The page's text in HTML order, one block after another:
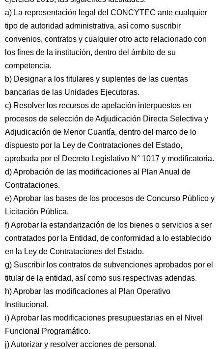
a) La representación legal del CONCYTEC ante cualquier
tipo de autoridad administrativa, así como suscribir
convenios, contratos y cualquier otro acto relacionado con
los fines de la institución, dentro del ámbito de su
competencia.
b) Designar a los titulares y suplentes de las cuentas
bancarias de las Unidades Ejecutoras.
c) Resolver los recursos de apelación interpuestos en
procesos de selección de Adjudicación Directa Selectiva y
Adjudicación de Menor Cuantía, dentro del marco de lo
dispuesto por la Ley de Contrataciones del Estado,
aprobada por el Decreto Legislativo N° 1017 y modificatoria.
d) Aprobación de las modificaciones al Plan Anual de
Contrataciones.
e) Aprobar las bases de los procesos de Concurso Público y
Licitación Pública.
f) Aprobar la estandarización de los bienes o servicios a ser
contratados por la Entidad, de conformidad a lo establecido
en la Ley de Contrataciones del Estado.
g) Suscribir los contratos de subvenciones aprobados por el
titular de la entidad, así como sus respectivas adendas.
h) Aprobar las modificaciones al Plan Operativo
Institucional.
i) Aprobar las modificaciones presupuestarias en el Nivel
Funcional Programático.
j) Autorizar y resolver acciones de personal.